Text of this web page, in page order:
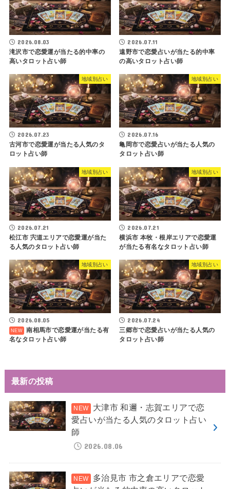
2026.08.03
滝沢市で恋愛運が当たる的中率の
高いタロット占い師
2026.07.11
遠野市で恋愛占いが当たる的中率
の高いタロット占い師
地域別占い
2026.07.23
古河市で恋愛運が当たる人気のタ
ロット占い師
地域別占い
2026.07.16
亀岡市で恋愛占いが当たる人気の
タロット占い師
地域別占い
2026.07.21
松江市 宍道エリアで恋愛運が当た
る人気のタロット占い師
地域別占い
2026.07.21
横浜市 本牧・根岸エリアで恋愛運
が当たる有名なタロット占い師
地域別占い
2026.08.05
南相馬市で恋愛運が当たる有
名なタロット占い師
地域別占い
2026.07.24
三郷市で恋愛占いが当たる人気の
タロット占い師
最新の投稿
大津市 和邇・志賀エリアで恋
愛占いが当たる人気のタロット占い
師
2026.08.06
多治見市 市之倉エリアで恋愛